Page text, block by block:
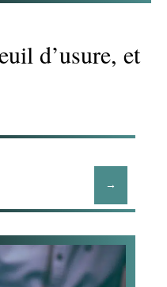
d’usure, et